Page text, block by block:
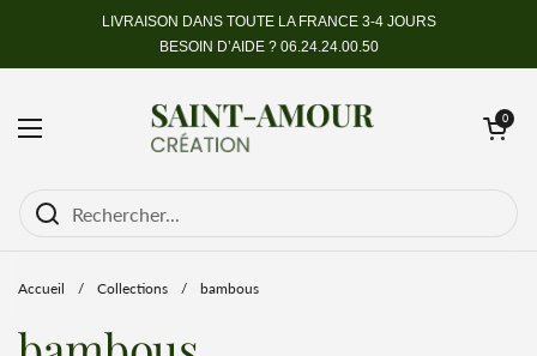
Passer au contenuLIVRAISON DANS TOUTE LA FRANCE 3-4 JOURS
BESOIN D’AIDE ? 06.24.24.00.50
Ouvrir le menu
Ouvrir le
0
Accueil / Collections / bambous